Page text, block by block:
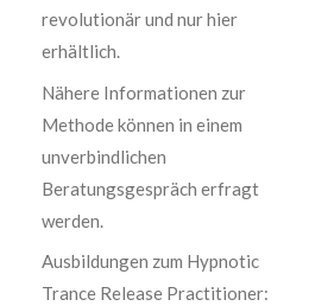
revolutionär und nur hier
erhältlich.
Nähere Informationen zur
Methode können in einem
unverbindlichen
Beratungsgespräch erfragt
werden.
Ausbildungen zum Hypnotic
Trance Release Practitioner: